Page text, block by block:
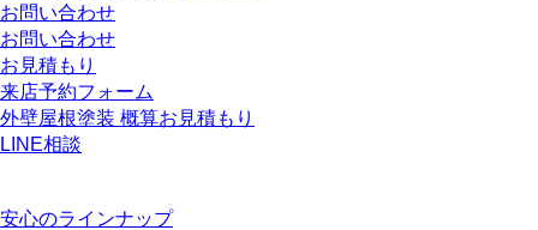
お問い合わせ
お問い合わせ
お見積もり
来店予約フォーム
外壁屋根塗装 概算お見積もり
LINE相談
安心のラインナップ